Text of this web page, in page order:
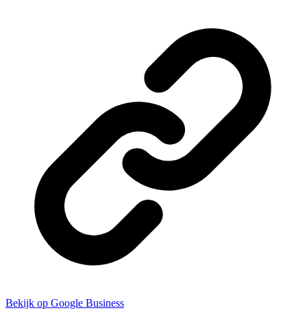
Bekijk op Google Business